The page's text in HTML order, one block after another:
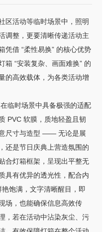
区活动等临时场景中，照明
调整，更要清晰传递活动主
凭借 “柔性易换” 的核心优势
箱 “安装复杂、画面难换” 的
的高效载体，为各类活动增
临时场景中具备极强的适配
PVC 软膜，质地轻盈且韧
尺寸与造型 —— 无论是展
还是节日庆典上营造氛围的
合灯箱框架，呈现出平整无
具有优异的透光性，配合内
饱满，文字清晰醒目，即
场，也能确保信息高效传
，若在活动中沾染灰尘、污